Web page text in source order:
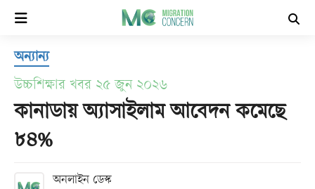
হোম
সর্বশেষ
সব
অন্যান্য
উচ্চশিক্ষার খবর ২৫ জুন ২০২৬
কানাডায় অ্যাসাইলাম আবেদন কমেছে
৮৪%
অনলাইন ডেস্ক